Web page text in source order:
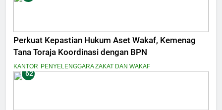
Perkuat Kepastian Hukum Aset Wakaf, Kemenag
Tana Toraja Koordinasi dengan BPN
KANTOR PENYELENGGARA ZAKAT DAN WAKAF
62